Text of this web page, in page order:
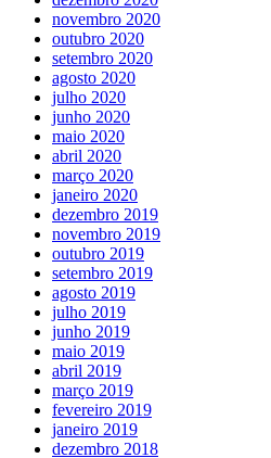
novembro 2020
outubro 2020
setembro 2020
agosto 2020
julho 2020
junho 2020
maio 2020
abril 2020
março 2020
janeiro 2020
dezembro 2019
novembro 2019
outubro 2019
setembro 2019
agosto 2019
julho 2019
junho 2019
maio 2019
abril 2019
março 2019
fevereiro 2019
janeiro 2019
dezembro 2018